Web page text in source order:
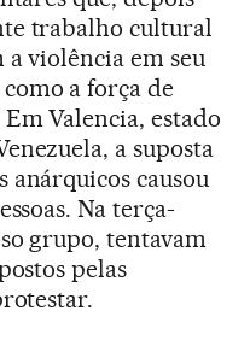
trabalho cultural
violência em seu
a força de
Valencia, estado
a suposta
anárquicos causou
Na terça-
grupo, tentavam
pelas